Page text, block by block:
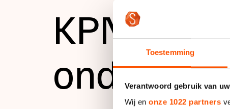
Toestemming
Verantwoord gebruik van
Wij en onze 1022 partners
Kalender
Disciplines
Uitslagen
KPN
onder de